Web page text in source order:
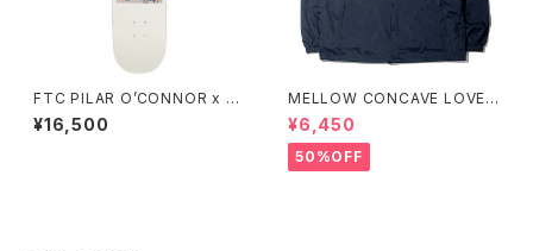
FTC PILAR O’CONNOR x F
TC DECK 8.5インチ エフティ
ーシー ピラール オコナー エフ
¥16,500
MELLOW CONCAVE LOVER
S CLUB COACH JACKET
¥6,450
50%OFF